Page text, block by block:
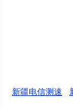
新疆电信测速